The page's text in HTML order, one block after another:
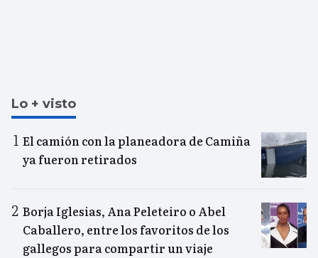
Lo + visto
El camión con la planeadora de Camiña
ya fueron retirados
Borja Iglesias, Ana Peleteiro o Abel
Caballero, entre los favoritos de los
gallegos para compartir un viaje